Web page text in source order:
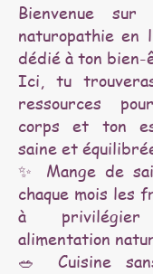
Bienvenue
naturopathie en
dédié à ton
Ici, tu
ressources
corps et ton
saine et
✨ Mange de
chaque mois les
à
alimentation
🥗 Cuisine